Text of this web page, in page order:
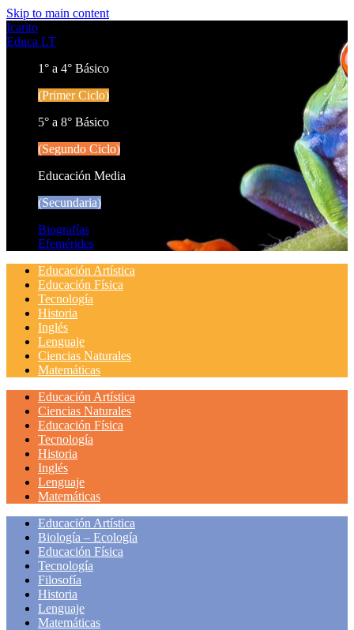
Skip to main content
Icarito
Educa LT
1° a 4° Básico
(Primer Ciclo)
5° a 8° Básico
(Segundo Ciclo)
Educación Media
(Secundaria)
Biografías
Efemérides
Educación Artística
Educación Física
Tecnología
Historia
Inglés
Lenguaje
Ciencias Naturales
Matemáticas
Educación Artística
Ciencias Naturales
Educación Física
Tecnología
Historia
Inglés
Lenguaje
Matemáticas
Educación Artística
Biología – Ecología
Educación Física
Tecnología
Filosofía
Historia
Lenguaje
Matemáticas